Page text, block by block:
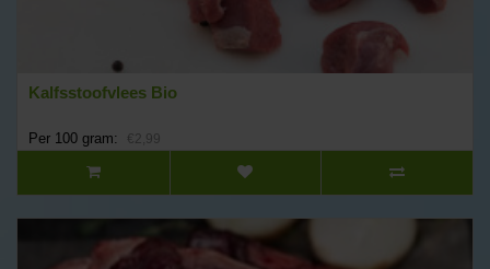
Kalfsstoofvlees Bio
Per 100 gram: €2,99